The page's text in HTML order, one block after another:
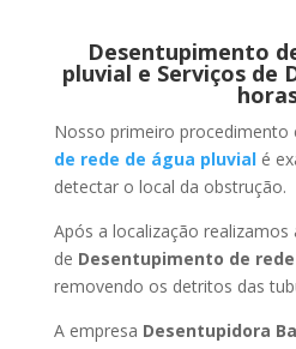
Desentupimento
pluvial e Serviços de
Nosso primeiro procedimento
de rede de água pluvialé
detectar o local da obstrução.
Após a localização realizamos
de Desentupimento de
removendo os detritos das
A empresa Desentupidora